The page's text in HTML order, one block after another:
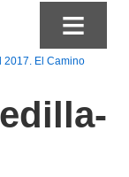
≡
2017. El Camino